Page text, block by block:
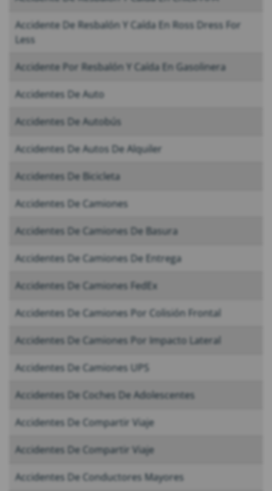
Accidente De Resbalón Y Caída En Ross Dress For
Less
Accidente Por Resbalón Y Caída En Gasolinera
Accidentes De Auto
Accidentes De Autobús
Accidentes De Autos De Alquiler
Accidentes De Bicicleta
Accidentes De Camiones
Accidentes De Camiones De Basura
Accidentes De Camiones De Entrega
Accidentes De Camiones FedEx
Accidentes De Camiones Por Colisión Frontal
Accidentes De Camiones Por Impacto Lateral
Accidentes De Camiones UPS
Accidentes De Coches De Adolescentes
Accidentes De Compartir Viaje
Accidentes De Compartir Viaje
Accidentes De Conductores Mayores